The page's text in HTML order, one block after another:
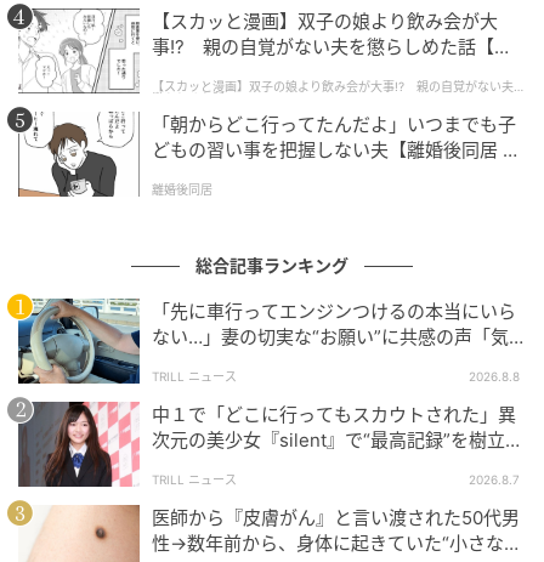
【スカッと漫画】双子の娘より飲み会が大
事!? 親の自覚がない夫を懲らしめた話【第1
【スカッと漫画】双子の娘より飲み会が大事!? 親の自覚がない夫を
懲らしめた話
「朝からどこ行ってたんだよ」いつまでも子
どもの習い事を把握しない夫【離婚後同居 Vo
離婚後同居
総合記事ランキング
「先に車行ってエンジンつけるの本当にいら
ない…」妻の切実な“お願い”に共感の声「気
TRILL ニュース 2026.8.8
中１で「どこに行ってもスカウトされた」異
次元の美少女『silent』で“最高記録”を樹立し
TRILL ニュース 2026.8.7
医師から『皮膚がん』と言い渡された50代男
性→数年前から、身体に起きていた“小さな異